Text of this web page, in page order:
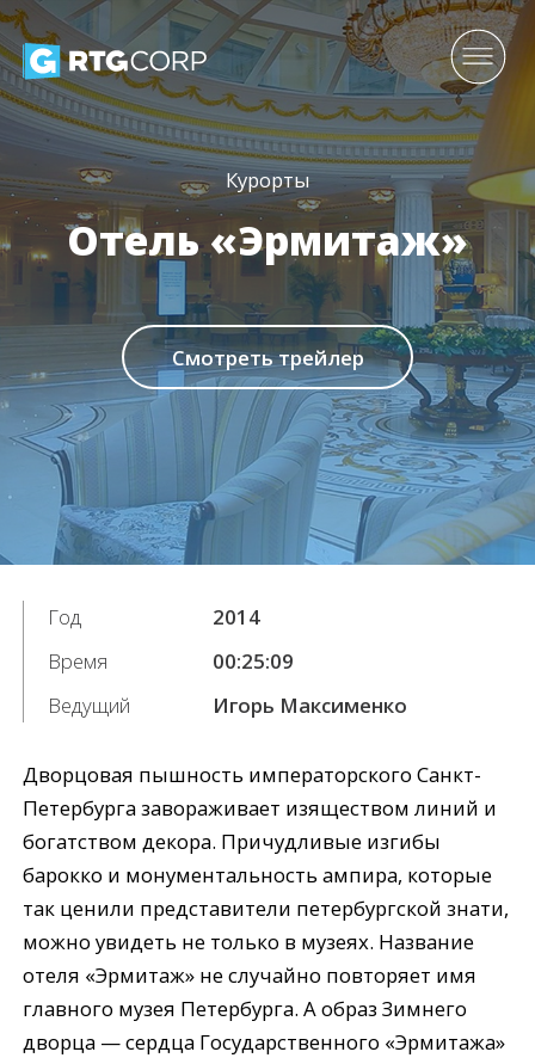
Курорты
Отель «Эрмитаж»
Смотреть трейлер
Год
2014
Время
00:25:09
Ведущий
Игорь Максименко
Дворцовая пышность императорского Санкт-
Петербурга завораживает изяществом линий и
богатством декора. Причудливые изгибы
барокко и монументальность ампира, которые
так ценили представители петербургской знати,
можно увидеть не только в музеях. Название
отеля «Эрмитаж» не случайно повторяет имя
главного музея Петербурга. А образ Зимнего
дворца — сердца Государственного «Эрмитажа»